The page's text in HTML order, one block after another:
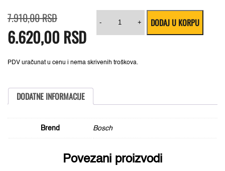
7.910,00RSDcena
je
bila:
7.910,00 RSD.
6.620,00 RSD
cena
je:
6.620,00 RSD.
PDV uračunat u cenu i nema skrivenih troškova.
-
kružne
Optiline
2608640441,
60
količina
+ DODAJ U KORPU
DODATNE INFORMACIJE
Brend Bosch
Povezani proizvodi